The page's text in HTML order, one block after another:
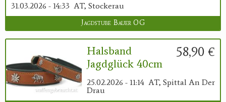
31.03.2026 - 14:33 AT, Stockerau
Jagdstube Bauer OG
58,90 €
Halsband
Jagdglück 40cm
25.02.2026 - 11:14 AT, Spittal An Der
Drau